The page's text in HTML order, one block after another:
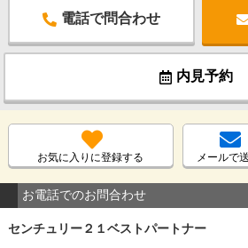
電話で問合わせ
内見予約
お気に入りに登録する メールで
お電話でのお問合わせ
センチュリー２１ベストパートナー